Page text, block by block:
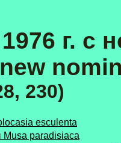
г. с
230)
esculenta
paradisiaca